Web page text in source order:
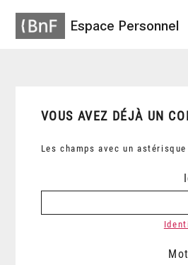
Espace Personnel
VOUS AVEZ DÉJÀ UN
Les champs avec un